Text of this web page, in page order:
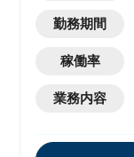
勤務期間
稼働率
業務内容